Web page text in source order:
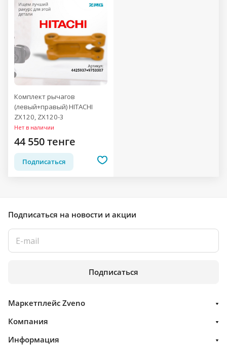
Комплект рычагов
(левый+правый) HITACHI
ZX120, ZX120-3
Нет в наличии
44 550 тенге
Подписаться
Подписаться на новости и акции
Подписаться
Маркетплейс Zveno
Компания
Информация